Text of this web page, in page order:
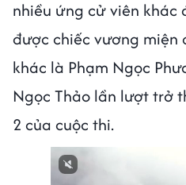
nhiều ứng cử viên khác
được chiếc vương miện
khác là Phạm Ngọc
Ngọc Thảo lần lượt trở
2 của cuộc thi.